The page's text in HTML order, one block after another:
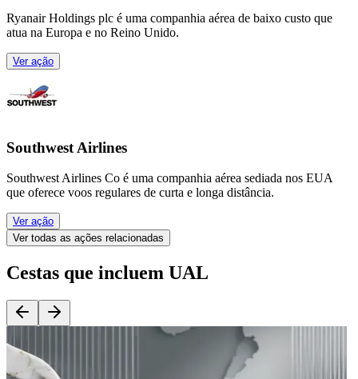
Ryanair Holdings plc é uma companhia aérea de baixo custo que
atua na Europa e no Reino Unido.
Ver ação
Southwest Airlines
Southwest Airlines Co é uma companhia aérea sediada nos EUA
que oferece voos regulares de curta e longa distância.
Ver ação
Ver todas as ações relacionadas
Cestas que incluem UAL